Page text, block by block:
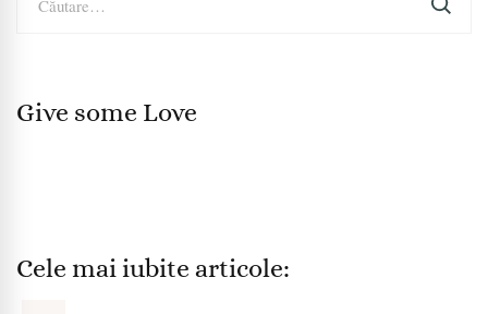
după:
Give some Love
Cele mai iubite articole: